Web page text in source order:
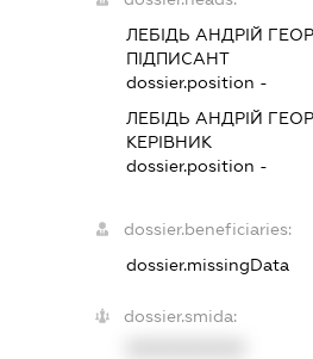
ЛЕБІДЬ АНДРІЙ
ПІДПИСАНТ
dossier.position -
ЛЕБІДЬ АНДРІЙ
КЕРІВНИК
dossier.position -
dossier.beneficiaries:
dossier.missingData
dossier.smida: